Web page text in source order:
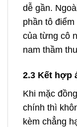
dễ gần.
phần tô
của từng cô
nam thầm
2.3 Kết hợp
Khi mặc
chính thì
kèm chẳng